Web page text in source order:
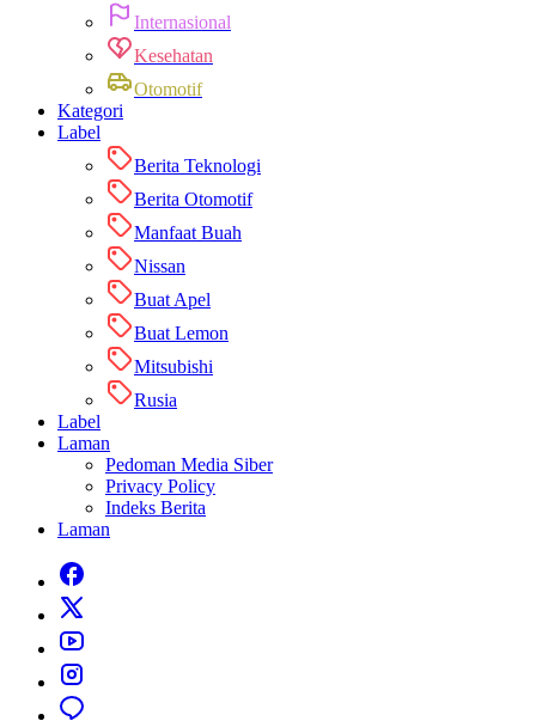
Internasional
Kesehatan
Otomotif
Kategori
Label
Berita Teknologi
Berita Otomotif
Manfaat Buah
Nissan
Buat Apel
Buat Lemon
Mitsubishi
Rusia
Label
Laman
Pedoman Media Siber
Privacy Policy
Indeks Berita
Laman